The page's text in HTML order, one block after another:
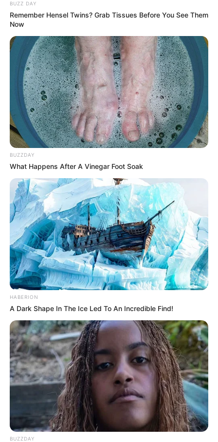
BUZZ DAY
Remember Hensel Twins? Grab Tissues Before You See Them
Now
BUZZDAY
What Happens After A Vinegar Foot Soak
HABERION
A Dark Shape In The Ice Led To An Incredible Find!
BUZZDAY